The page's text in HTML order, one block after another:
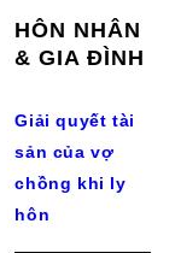
HÔN NHÂN
& GIA ĐÌNH
Giải quyết tài
sản của vợ
chồng khi ly
hôn